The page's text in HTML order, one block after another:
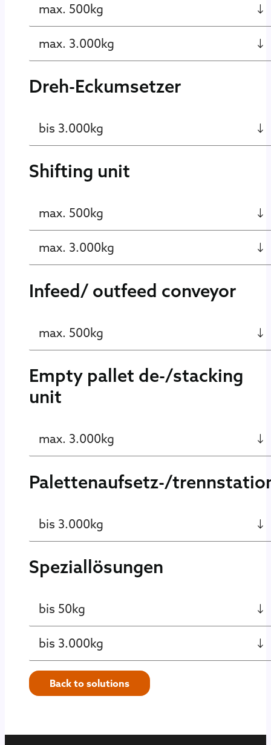
max. 500kg
max. 3.000kg
Dreh-Eckumsetzer
bis 3.000kg
Shifting unit
max. 500kg
max. 3.000kg
Infeed/ outfeed conveyor
max. 500kg
Empty pallet de-/stacking
unit
max. 3.000kg
Palettenaufsetz-/
bis 3.000kg
Speziallösungen
bis 50kg
bis 3.000kg
Back to solutions